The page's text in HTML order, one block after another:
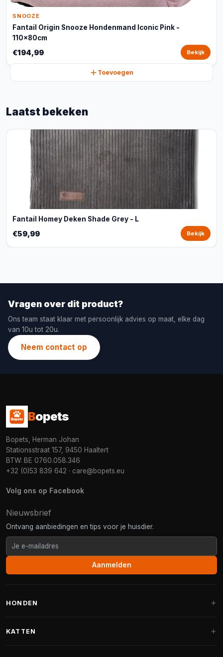
SNOOZE
Fantail Origin Snooze Hondenmand Iconic Pink -
110x80cm
€194,99 Bekijk
Toevoegen
Laatst bekeken
Fantail Homey Deken Shade Grey - L
€59,99 Bekijk
Vragen over dit product?
Ons team staat klaar met persoonlijk advies op maat, elke dag
van 10u tot 20u.
Neem contact op
Bopets
Bopets, Herman Johan
Stationsstraat 157, 9450 Haaltert
BTW: BE 0760.058.346
+32 (0)53 839 642 · care@bopets.eu
Volg ons op Facebook
Nieuwsbrief
Ontvang aanbiedingen en tips voor je huisdier.
Aanmelden
HONDEN
KATTEN